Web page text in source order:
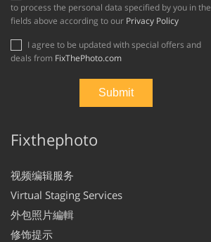
to process the personal data specified by you in the
fields above according to our Privacy Policy
deals from FixThePhoto.com
Fixthephoto
视频编辑服务
Virtual Staging Services
外包照片編輯
修饰提示